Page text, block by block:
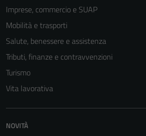
Imprese, commercio e SUAP
Mobilità e trasporti
Salute, benessere e assistenza
Tributi, finanze e contravvenzioni
Turismo
Vita lavorativa
NOVITÀ